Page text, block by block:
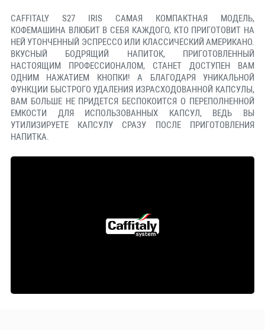
CAFFITALY S27 IRIS САМАЯ КОМПАКТНАЯ МОДЕЛЬ,
КОФЕМАШИНА ВЛЮБИТ В СЕБЯ КАЖДОГО, КТО ПРИГОТОВИТ НА
НЕЙ УТОНЧЕННЫЙ ЭСПРЕССО ИЛИ КЛАССИЧЕСКИЙ АМЕРИКАНО.
ВКУСНЫЙ БОДРЯЩИЙ НАПИТОК, ПРИГОТОВЛЕННЫЙ
НАСТОЯЩИМ ПРОФЕССИОНАЛОМ, СТАНЕТ ДОСТУПЕН ВАМ
ОДНИМ НАЖАТИЕМ КНОПКИ! А БЛАГОДАРЯ УНИКАЛЬНОЙ
ФУНКЦИИ БЫСТРОГО УДАЛЕНИЯ ИЗРАСХОДОВАННОЙ КАПСУЛЫ,
ВАМ БОЛЬШЕ НЕ ПРИДЕТСЯ БЕСПОКОИТСЯ О ПЕРЕПОЛНЕННОЙ
ЕМКОСТИ ДЛЯ ИСПОЛЬЗОВАННЫХ КАПСУЛ, ВЕДЬ ВЫ
УТИЛИЗИРУЕТЕ КАПСУЛУ СРАЗУ ПОСЛЕ ПРИГОТОВЛЕНИЯ
НАПИТКА.